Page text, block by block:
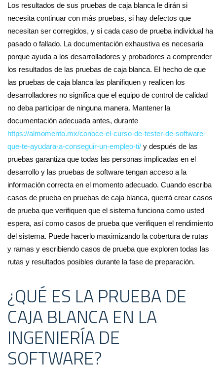
Los resultados de sus pruebas de caja blanca le dirán si
necesita continuar con más pruebas, si hay defectos que
necesitan ser corregidos, y si cada caso de prueba individual ha
pasado o fallado. La documentación exhaustiva es necesaria
porque ayuda a los desarrolladores y probadores a comprender
los resultados de las pruebas de caja blanca. El hecho de que
las pruebas de caja blanca las planifiquen y realicen los
desarrolladores no significa que el equipo de control de calidad
no deba participar de ninguna manera. Mantener la
documentación adecuada antes, durante
https://almomento.mx/conoce-el-curso-de-tester-de-software-
que-te-ayudara-a-conseguir-un-empleo-ti/ y después de las
pruebas garantiza que todas las personas implicadas en el
desarrollo y las pruebas de software tengan acceso a la
información correcta en el momento adecuado. Cuando escriba
casos de prueba en pruebas de caja blanca, querrá crear casos
de prueba que verifiquen que el sistema funciona como usted
espera, así como casos de prueba que verifiquen el rendimiento
del sistema. Puede hacerlo maximizando la cobertura de rutas
y ramas y escribiendo casos de prueba que exploren todas las
rutas y resultados posibles durante la fase de preparación.
¿QUÉ ES LA PRUEBA DE
CAJA BLANCA EN LA
INGENIERÍA DE
SOFTWARE?